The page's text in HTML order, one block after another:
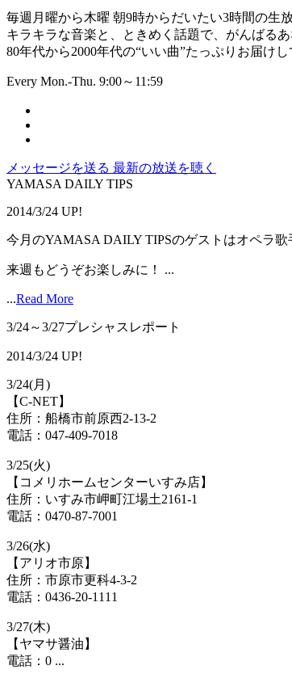
毎週月曜から木曜 朝9時からだいたい3時間の生放
キラキラな音楽と、ときめく話題で、がんばる
80年代から2000年代の“いい曲”たっぷりお届けし
Every Mon.-Thu. 9:00～11:59
メッセージを送る 最新の放送を聴く
YAMASA DAILY TIPS
2014/3/24 UP!
今月のYAMASA DAILY TIPSのゲストはオペラ歌
来週もどうぞお楽しみに！ ...
...Read More
3/24～3/27プレシャスレポート
2014/3/24 UP!
3/24(月)
【C-NET】
住所：船橋市前原西2-13-2
電話：047-409-7018
3/25(火)
【コメリホームセンターいすみ店】
住所：いすみ市岬町江場土2161-1
電話：0470-87-7001
3/26(水)
【アリオ市原】
住所：市原市更科4-3-2
電話：0436-20-1111
3/27(木)
【ヤマサ醤油】
電話：0 ...